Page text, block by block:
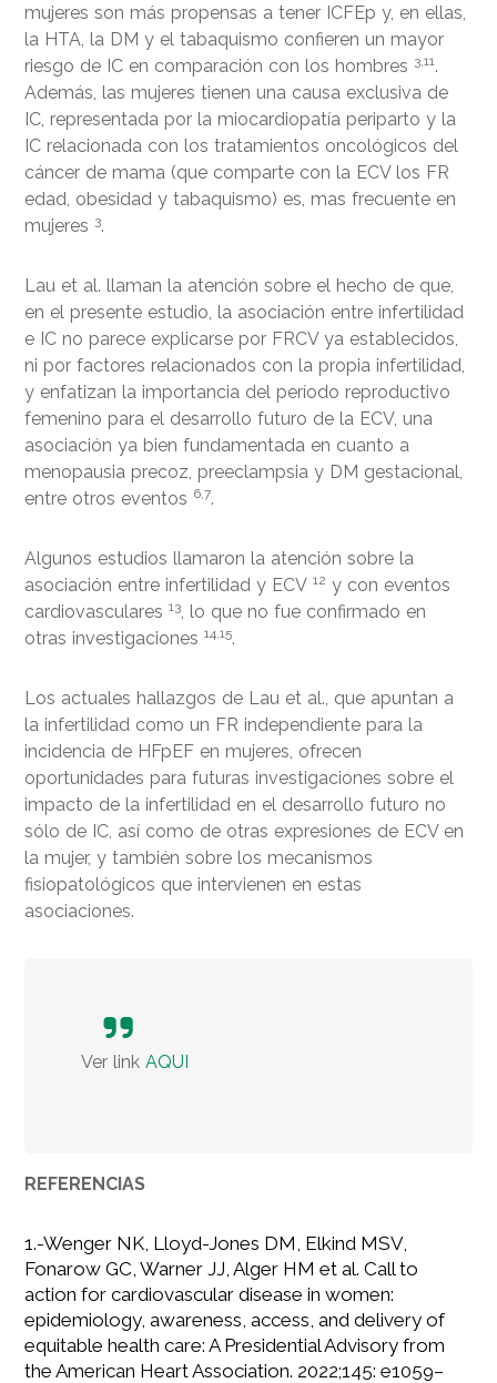
mujeres son más propensas a tener ICFEp y, en ellas,
la HTA, la DM y el tabaquismo confieren un mayor
riesgo de IC en comparación con los hombres 3,11.
Además, las mujeres tienen una causa exclusiva de
IC, representada por la miocardiopatía periparto y la
IC relacionada con los tratamientos oncológicos del
cáncer de mama (que comparte con la ECV los FR
edad, obesidad y tabaquismo) es, mas frecuente en
mujeres 3.
Lau et al. llaman la atención sobre el hecho de que,
en el presente estudio, la asociación entre infertilidad
e IC no parece explicarse por FRCV ya establecidos,
ni por factores relacionados con la propia infertilidad,
y enfatizan la importancia del período reproductivo
femenino para el desarrollo futuro de la ECV, una
asociación ya bien fundamentada en cuanto a
menopausia precoz, preeclampsia y DM gestacional,
entre otros eventos 6,7.
Algunos estudios llamaron la atención sobre la
asociación entre infertilidad y ECV 12 y con eventos
cardiovasculares 13, lo que no fue confirmado en
otras investigaciones 14,15.
Los actuales hallazgos de Lau et al., que apuntan a
la infertilidad como un FR independiente para la
incidencia de HFpEF en mujeres, ofrecen
oportunidades para futuras investigaciones sobre el
impacto de la infertilidad en el desarrollo futuro no
sólo de IC, así como de otras expresiones de ECV en
la mujer, y también sobre los mecanismos
fisiopatológicos que intervienen en estas
asociaciones.
Ver link AQUI
REFERENCIAS
1.-Wenger NK, Lloyd-Jones DM, Elkind MSV,
Fonarow GC, Warner JJ, Alger HM et al. Call to
action for cardiovascular disease in women:
epidemiology, awareness, access, and delivery of
equitable health care: A Presidential Advisory from
the American Heart Association. 2022;145: e1059–